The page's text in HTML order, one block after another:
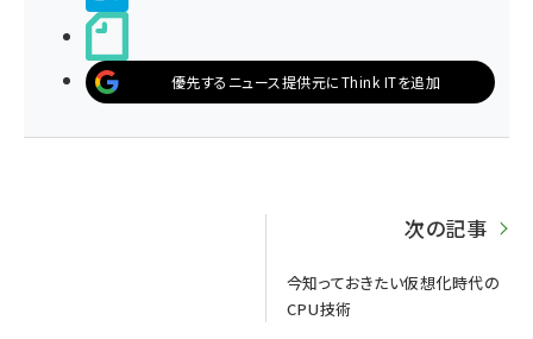
優先するニュース提供元にThink ITを追加
次の記事
今知っておきたい仮想化時代の
CPU技術